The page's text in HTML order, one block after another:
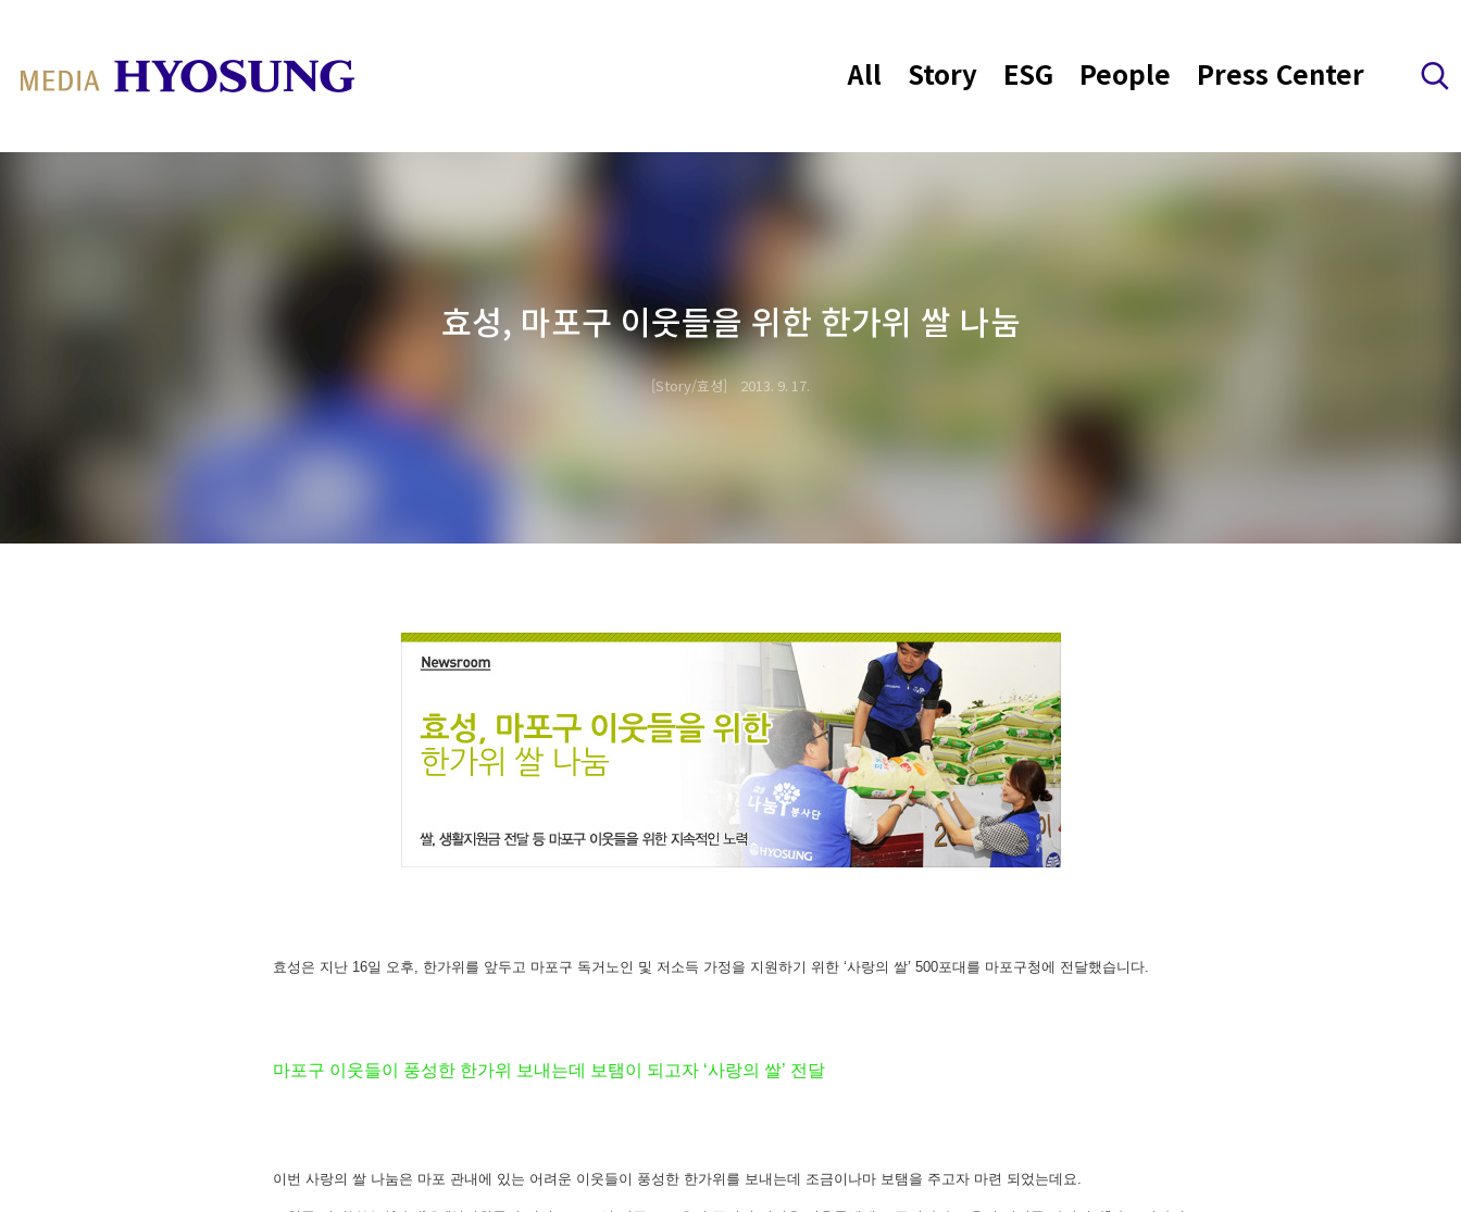
MY FRIEND HYOSUNG All Story ESG People Press Center 검색 레이어 열기
효성, 마포구 이웃들을 위한 한가위 쌀 나눔
Story/효성 2013. 9. 17.
효성은 지난 16일 오후, 한가위를 앞두고 마포구 독거노인 및 저소득 가정을 지원하기 위한 ‘사랑의 쌀’ 500포대를 마포구청에 전달했습니다.
마포구 이웃들이 풍성한 한가위 보내는데 보탬이 되고자 ‘사랑의 쌀’ 전달
이번 사랑의 쌀 나눔은 마포 관내에 있는 어려운 이웃들이 풍성한 한가위를 보내는데 조금이나마 보탬을 주고자 마련 되었는데요.